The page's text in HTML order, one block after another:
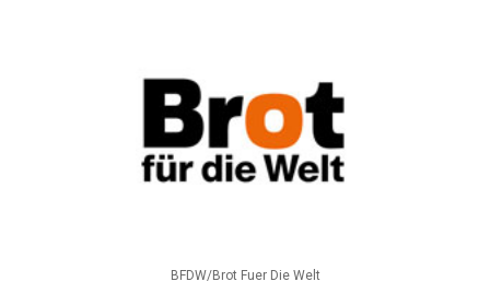
BFDW/Brot Fuer Die Welt